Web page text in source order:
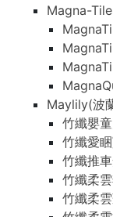
Magna-
Maylily(波
竹纖嬰
竹纖愛
竹纖推
竹纖柔
竹纖柔